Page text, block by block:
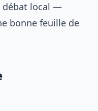
débat local —
bonne feuille de